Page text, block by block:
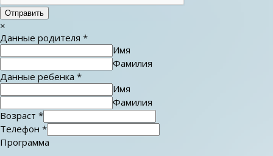
Отправить
×
Данные родителя *
Имя
Фамилия
Данные ребенка *
Имя
Фамилия
Возраст *
Телефон *
Программа